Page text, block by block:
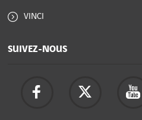
VINCI
SUIVEZ-NOUS